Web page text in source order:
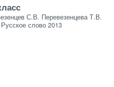
С.В. Перевезенцева Т.В.
Русское слово 2013